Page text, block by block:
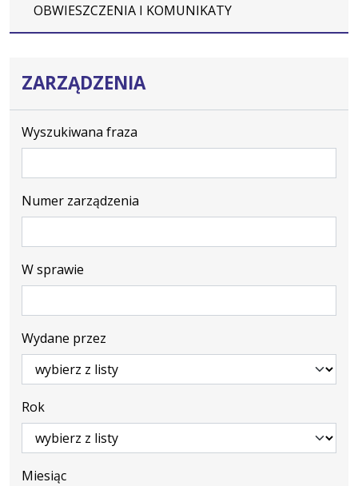
OBWIESZCZENIA I KOMUNIKATY
ZARZĄDZENIA
Wyszukiwana fraza
Numer zarządzenia
W sprawie
Wydane przez
Rok
Miesiąc